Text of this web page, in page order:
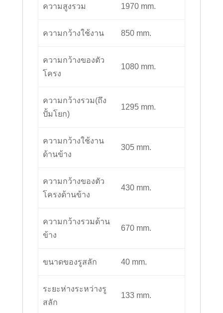
ความสูงรวม 1970 mm.
ความกว้างใช้งาน 850 mm.
ความกว้างของตัว
โครง
1080 mm.
ความกว้างรวม(ถึง
ปั้มโยก)
1295 mm.
ความกว้างใช้งาน
ด้านข้าง
305 mm.
ความกว้างของตัว
โครงด้านข้าง
430 mm.
ความกว้างรวมด้าน
ข้าง
670 mm.
ขนาดของรูสลัก 40 mm.
ระยะห่างระหว่างรู
สลัก
133 mm.